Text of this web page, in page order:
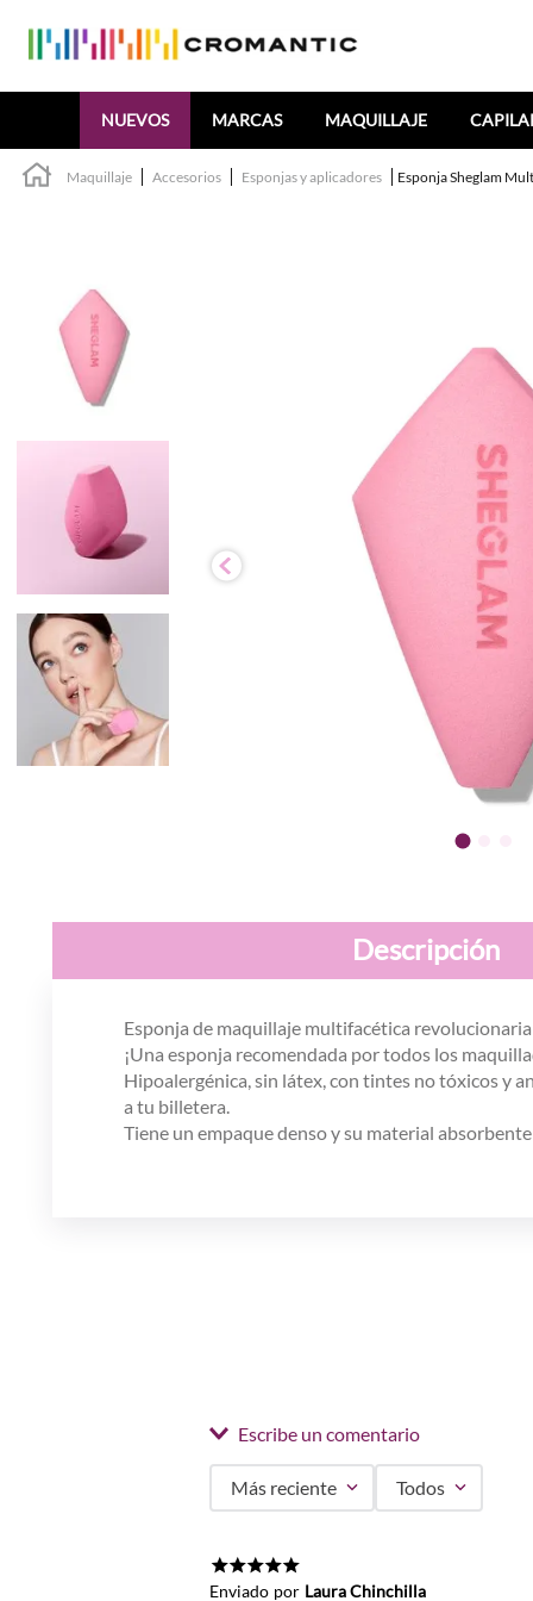
NUEVOS MARCAS MAQUILLAJE
Maquillaje Accesorios Esponjas y aplicadores Esponja Sheglam
Descripción
Esponja de maquillaje multifacética
¡Una esponja recomendada por todos los
Hipoalergénica, sin látex, con tintes no tóxicos y
a tu billetera.
Tiene un empaque denso y su material
Escribe un comentario
Título
Más reciente Todos
Enviado por Laura Chinchilla